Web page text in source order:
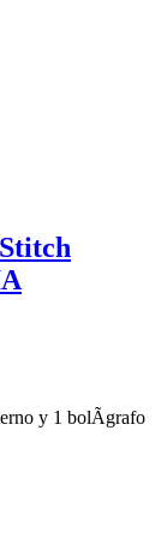
y 1 bolÃ­grafo